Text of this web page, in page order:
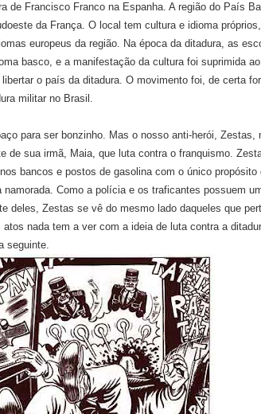
de Francisco Franco na Espanha. A região do País
da França. O local tem cultura e idioma
europeus da região. Na época da ditadura, as
basco, e a manifestação da cultura foi suprimida
o país da ditadura. O movimento foi, de certa
militar no Brasil.
para ser bonzinho. Mas o nosso anti-herói, Zestas,
de sua irmã, Maia, que luta contra o franquismo.
bancos e postos de gasolina com o único propósito
Como a polícia e os traficantes possuem
deles, Zestas se vê do mesmo lado daqueles que
nada tem a ver com a ideia de luta contra a
seguinte.